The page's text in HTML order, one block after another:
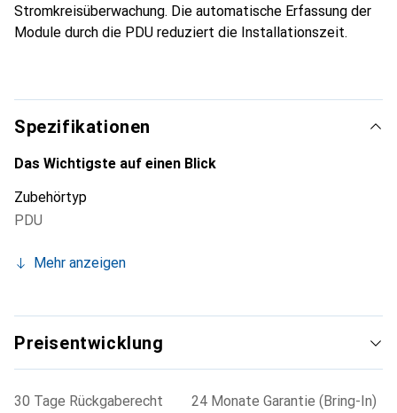
Stromkreisüberwachung. Die automatische Erfassung der
Module durch die PDU reduziert die Installationszeit.
Spezifikationen
Das Wichtigste auf einen Blick
Zubehörtyp
PDU
Mehr anzeigen
Preisentwicklung
30 Tage Rückgaberecht
24 Monate Garantie (Bring-In)